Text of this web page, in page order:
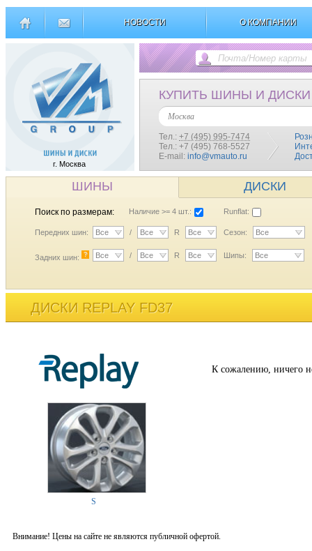
НОВОСТИ О КОМПАНИИ
г. Москва
КУПИТЬ ШИНЫ И ДИСКИ
Москва
Тел.: +7 (495) 995-7474
Тел.: +7 (495) 768-5527
E-mail: info@vmauto.ru
ШИНЫ ДИСКИ
Поиск по размерам: Наличие >= 4 шт.: Runflat:
Передних шин: Все / Все R Все Сезон: Все
Задних шин: ? Все / Все R Все Шипы: Все
ДИСКИ REPLAY FD37
S
К сожалению, ничего
Внимание! Цены на сайте не являются публичной офертой.